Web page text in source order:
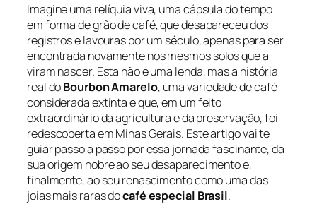
Imagine uma relíquia viva, uma cápsula do tempo
em forma de grão de café, que desapareceu dos
registros e lavouras por um século, apenas para ser
encontrada novamente nos mesmos solos que a
viram nascer. Esta não é uma lenda, mas a história
real doBourbon Amarelo, uma variedade de café
considerada extinta e que, em um feito
extraordinário da agricultura e da preservação, foi
redescoberta em Minas Gerais. Este artigo vai te
guiar passo a passo por essa jornada fascinante, da
sua origem nobre ao seu desaparecimento e,
finalmente, ao seu renascimento como uma das
joias mais raras docafé especial Brasil.